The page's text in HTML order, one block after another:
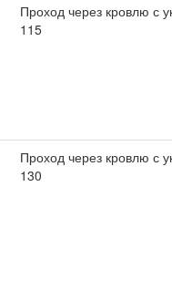
Проход через кровлю с
115
Проход через кровлю с
130